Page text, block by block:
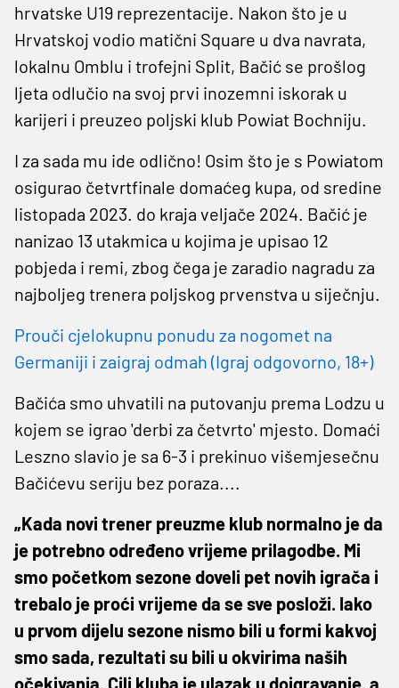
hrvatske U19 reprezentacije. Nakon što je u
Hrvatskoj vodio matični Square u dva navrata,
lokalnu Omblu i trofejni Split, Bačić se prošlog
ljeta odlučio na svoj prvi inozemni iskorak u
karijeri i preuzeo poljski klub Powiat Bochniju.
I za sada mu ide odlično! Osim što je s Powiatom
osigurao četvrtfinale domaćeg kupa, od sredine
listopada 2023. do kraja veljače 2024. Bačić je
nanizao 13 utakmica u kojima je upisao 12
pobjeda i remi, zbog čega je zaradio nagradu za
najboljeg trenera poljskog prvenstva u siječnju.
Prouči cjelokupnu ponudu za nogomet na
Germaniji i zaigraj odmah (Igraj odgovorno, 18+)
Bačića smo uhvatili na putovanju prema Lodzu u
kojem se igrao 'derbi za četvrto' mjesto. Domaći
Leszno slavio je sa 6-3 i prekinuo višemjesečnu
Bačićevu seriju bez poraza....
„Kada novi trener preuzme klub normalno je da
je potrebno određeno vrijeme prilagodbe. Mi
smo početkom sezone doveli pet novih igrača i
trebalo je proći vrijeme da se sve posloži. Iako
u prvom dijelu sezone nismo bili u formi kakvoj
smo sada, rezultati su bili u okvirima naših
očekivanja. Cilj kluba je ulazak u doigravanje, a